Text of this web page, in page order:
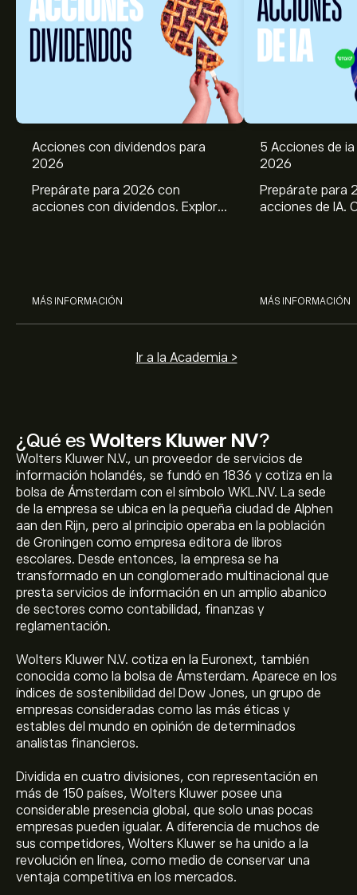
¿Qué esWolters Kluwer NV?
Wolters Kluwer N.V., un proveedor de servicios de
información holandés, se fundó en 1836 y cotiza en la
bolsa de Ámsterdam con el símbolo WKL.NV. La sede
de la empresa se ubica en la pequeña ciudad de Alphen
aan den Rijn, pero al principio operaba en la población
de Groningen como empresa editora de libros
escolares. Desde entonces, la empresa se ha
transformado en un conglomerado multinacional que
presta servicios de información en un amplio abanico
de sectores como contabilidad, finanzas y
reglamentación.
Wolters Kluwer N.V. cotiza en la Euronext, también
conocida como la bolsa de Ámsterdam. Aparece en los
índices de sostenibilidad del Dow Jones, un grupo de
empresas consideradas como las más éticas y
estables del mundo en opinión de determinados
analistas financieros.
Dividida en cuatro divisiones, con representación en
más de 150 países, Wolters Kluwer posee una
considerable presencia global, que solo unas pocas
empresas pueden igualar. A diferencia de muchos de
sus competidores, Wolters Kluwer se ha unido a la
revolución en línea, como medio de conservar una
ventaja competitiva en los mercados.
Acciones con dividendos para
2026
Prepárate para 2026 con
acciones con dividendos. Explora
MÁS INFORMACIÓN
5 Acciones de
2026
Prepárate para
acciones de IA.
MÁS INFORMACIÓN
Ir a la Academia >